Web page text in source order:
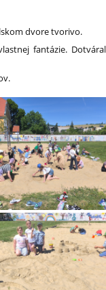
dvore tvorivo.
fantázie.